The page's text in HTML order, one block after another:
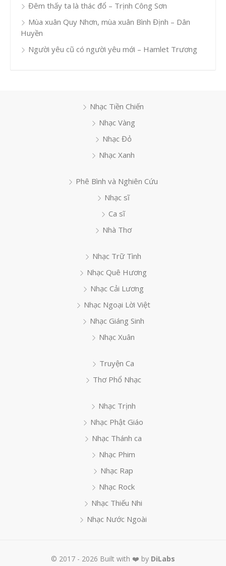
Đêm thấy ta là thác đổ – Trịnh Công Sơn
Mùa xuân Quy Nhơn, mùa xuân Bình Định – Dân
Huyền
Người yêu cũ có người yêu mới – Hamlet Trương
Nhạc Tiền Chiến
Nhạc Vàng
Nhạc Đỏ
Nhạc Xanh
Phê Bình và Nghiên Cứu
Nhạc sĩ
Ca sĩ
Nhà Thơ
Nhạc Trữ Tình
Nhạc Quê Hương
Nhạc Cải Lương
Nhạc Ngoại Lời Việt
Nhạc Giáng Sinh
Nhạc Xuân
Truyện Ca
Thơ Phổ Nhạc
Nhạc Trịnh
Nhạc Phật Giáo
Nhạc Thánh ca
Nhạc Phim
Nhạc Rap
Nhạc Rock
Nhạc Thiếu Nhi
Nhạc Nước Ngoài
© 2017 - 2026 Built with ❤️ by DiLabs